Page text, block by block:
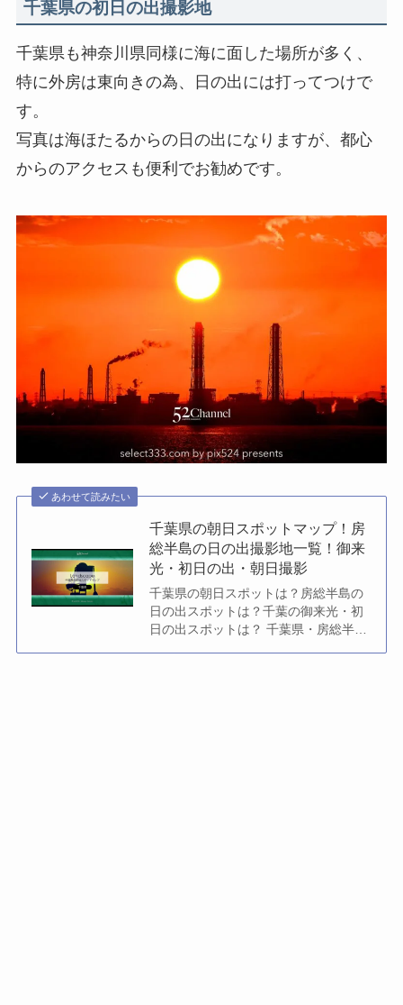
千葉県の初日の出撮影地
千葉県も神奈川県同様に海に面した場所が多く、
特に外房は東向きの為、日の出には打ってつけで
す。
写真は海ほたるからの日の出になりますが、都心
からのアクセスも便利でお勧めです。
あわせて読みたい
千葉県の朝日スポットマップ！房
総半島の日の出撮影地一覧！御来
光・初日の出・朝日撮影
千葉県の朝日スポットは？房総半島の
日の出スポットは？千葉の御来光・初
日の出スポットは？ 千葉県・房総半島